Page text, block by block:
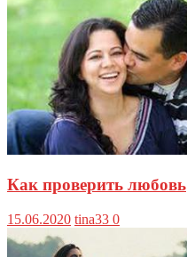
Как проверить любовь
15.06.2020 tina33 0